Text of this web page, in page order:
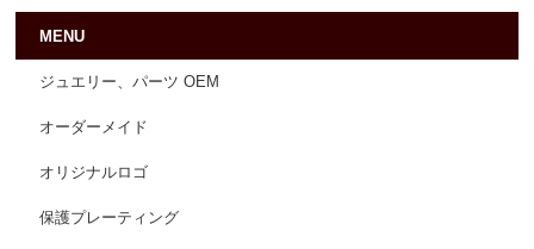
MENU
ジュエリー、パーツ OEM
オーダーメイド
オリジナルロゴ
保護プレーティング